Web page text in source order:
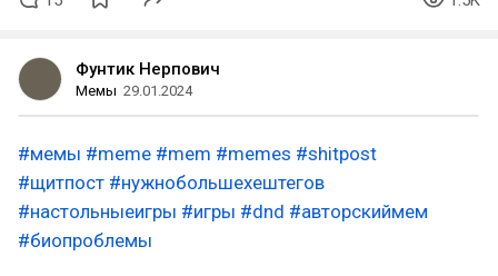
Фунтик Нерпович
Мемы 29.01.2024
#мемы #meme #mem #memes #shitpost
#щитпост #нужнобольшехештегов
#настольныеигры #игры #dnd #авторскиймем
#биопроблемы